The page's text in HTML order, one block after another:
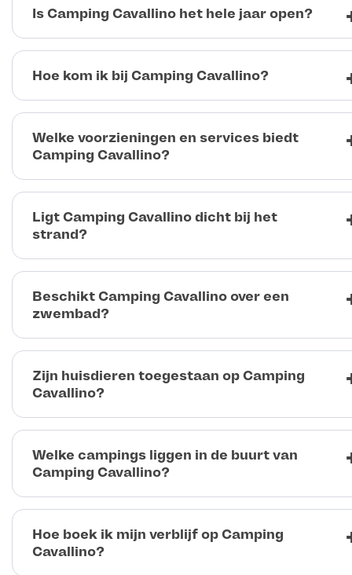
Is Camping Cavallino het hele jaar open?
Hoe kom ik bij Camping Cavallino?
Welke voorzieningen en services biedt
Camping Cavallino?
Ligt Camping Cavallino dicht bij het
strand?
Beschikt Camping Cavallino over een
zwembad?
Zijn huisdieren toegestaan op Camping
Cavallino?
Welke campings liggen in de buurt van
Camping Cavallino?
Hoe boek ik mijn verblijf op Camping
Cavallino?